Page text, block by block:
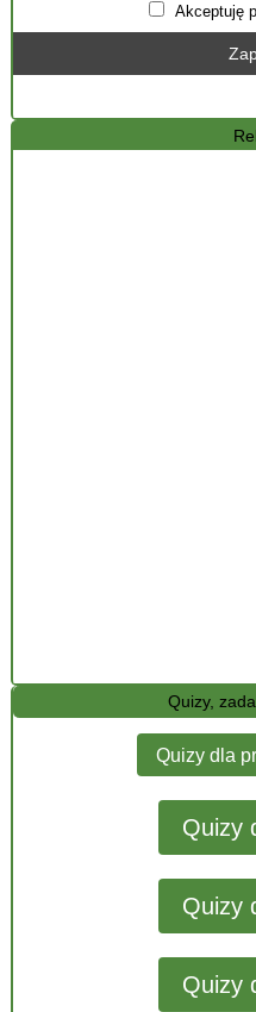
Akceptuję
Quizy,
Quizy dla
Quizy
Quizy
Quizy